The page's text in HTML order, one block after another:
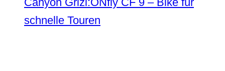
schnelle Touren